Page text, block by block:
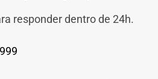
responder dentro de 24h.